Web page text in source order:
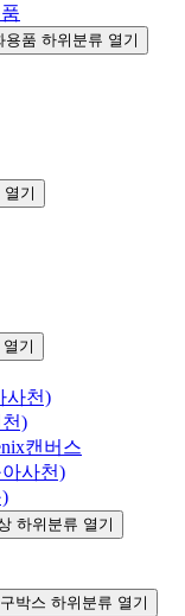
용품 하위분류 열기
기
기
사천)
)
캔버스
사천)
하위분류 열기
박스 하위분류 열기